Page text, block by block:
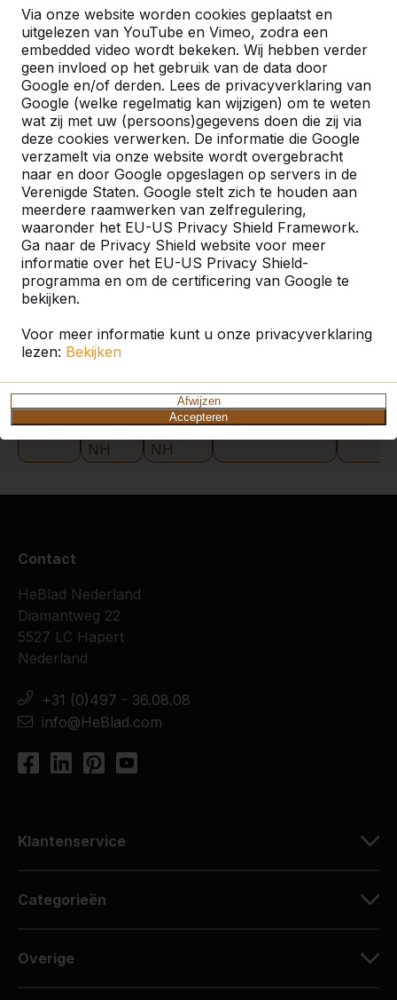
Via onze website worden cookies geplaatst en
uitgelezen van YouTube en Vimeo, zodra een
embedded video wordt bekeken. Wij hebben verder
geen invloed op het gebruik van de data door
Google en/of derden. Lees de privacyverklaring van
Google (welke regelmatig kan wijzigen) om te weten
wat zij met uw (persoons)gegevens doen die zij via
deze cookies verwerken. De informatie die Google
verzamelt via onze website wordt overgebracht
naar en door Google opgeslagen op servers in de
Verenigde Staten. Google stelt zich te houden aan
meerdere raamwerken van zelfregulering,
waaronder het EU-US Privacy Shield Framework.
Ga naar de Privacy Shield website voor meer
informatie over het EU-US Privacy Shield-
programma en om de certificering van Google te
bekijken.
Voor meer informatie kunt u onze privacyverklaring
lezen: Bekijken
Afwijzen
Accepteren
zelfs daarbuiten. Bekijk hier waar bij u in de
buurt al een HeBlad product staat.
Product
Alles weergeven
Categorie
Alles weergeven
Zoek op plaats of postcode
Zie ook
NH
NH
Contact
HeBlad Nederland
Diamantweg 22
5527 LC Hapert
Nederland
+31 (0)497 - 36.08.08
info@HeBlad.com
Klantenservice
Categorieën
Overige